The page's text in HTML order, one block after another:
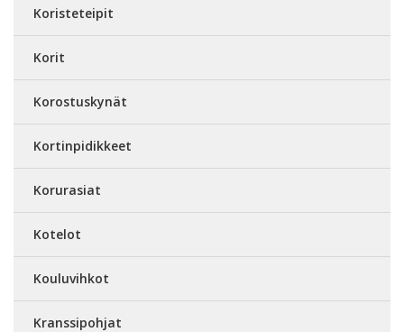
Koristeteipit
Korit
Korostuskynät
Kortinpidikkeet
Korurasiat
Kotelot
Kouluvihkot
Kranssipohjat